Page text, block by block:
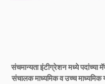
संचमान्यता इंटीग्रेशन मध्ये पदांच्या
संचालक माध्यमिक व उच्च माध्यमिक